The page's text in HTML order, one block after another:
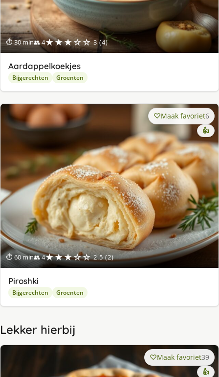
⏱ 30 min👥 4★★★☆☆ 3 (4)
Aardappelkoekjes
Bijgerechten Groenten
⏱ 60 min👥 4★★★☆☆ 2.5 (2)
Maak favoriet6
👍
Piroshki
Bijgerechten Groenten
Lekker hierbij
Maak favoriet39
👍